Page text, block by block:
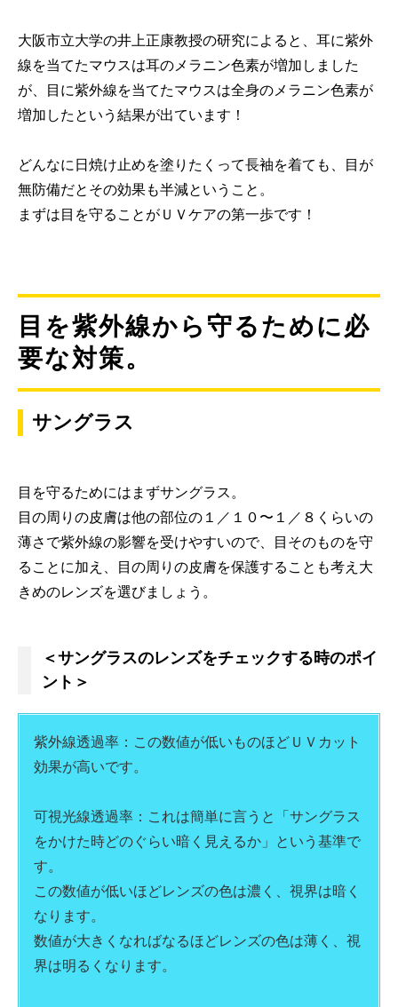
大阪市立大学の井上正康教授の研究によると、耳に紫外
線を当てたマウスは耳のメラニン色素が増加しました
が、目に紫外線を当てたマウスは全身のメラニン色素が
増加したという結果が出ています！
どんなに日焼け止めを塗りたくって長袖を着ても、目が
無防備だとその効果も半減ということ。
まずは目を守ることがＵＶケアの第一歩です！
目を紫外線から守るために必
要な対策。
サングラス
目を守るためにはまずサングラス。
目の周りの皮膚は他の部位の１／１０〜１／８くらいの
薄さで紫外線の影響を受けやすいので、目そのものを守
ることに加え、目の周りの皮膚を保護することも考え大
きめのレンズを選びましょう。
＜サングラスのレンズをチェックする時のポイ
ント＞
紫外線透過率：この数値が低いものほどＵＶカット
効果が高いです。
可視光線透過率：これは簡単に言うと「サングラス
をかけた時どのぐらい暗く見えるか」という基準で
す。
この数値が低いほどレンズの色は濃く、視界は暗く
なります。
数値が大きくなればなるほどレンズの色は薄く、視
界は明るくなります。